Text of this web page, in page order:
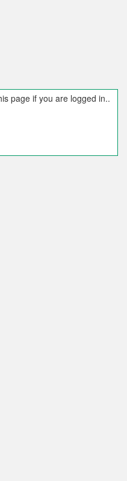
page if you are logged in..